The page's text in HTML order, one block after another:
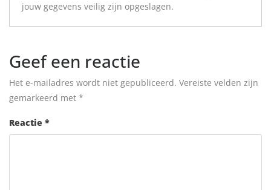
jouw gegevens veilig zijn opgeslagen.
Geef een reactie
Het e-mailadres wordt niet gepubliceerd. Vereiste velden zijn
gemarkeerd met *
Reactie *